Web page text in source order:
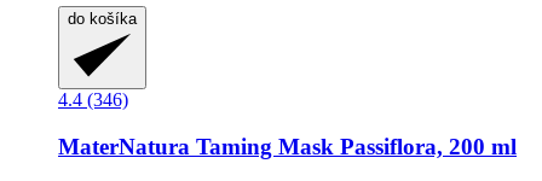
do košíka
4.4 (346)
MaterNatura Taming Mask Passiflora, 200 ml